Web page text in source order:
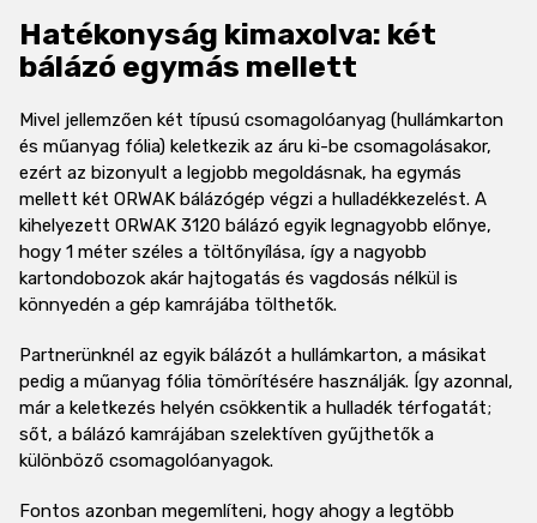
Hatékonyság kimaxolva: két
bálázó egymás mellett
Mivel jellemzően két típusú csomagolóanyag (hullámkarton
és műanyag fólia) keletkezik az áru ki-be csomagolásakor,
ezért az bizonyult a legjobb megoldásnak, ha egymás
mellett két ORWAK bálázógép végzi a hulladékkezelést. A
kihelyezett ORWAK 3120 bálázó egyik legnagyobb előnye,
hogy 1 méter széles a töltőnyílása, így a nagyobb
kartondobozok akár hajtogatás és vagdosás nélkül is
könnyedén a gép kamrájába tölthetők.
Partnerünknél az egyik bálázót a hullámkarton, a másikat
pedig a műanyag fólia tömörítésére használják. Így azonnal,
már a keletkezés helyén csökkentik a hulladék térfogatát;
sőt, a bálázó kamrájában szelektíven gyűjthetők a
különböző csomagolóanyagok.
Fontos azonban megemlíteni, hogy ahogy a legtöbb